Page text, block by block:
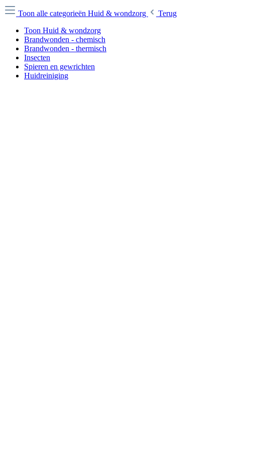
Toon alle categorieën Huid & wondzorg
Terug
Toon Huid & wondzorg
Brandwonden - chemisch
Brandwonden - thermisch
Insecten
Spieren en gewrichten
Huidreiniging